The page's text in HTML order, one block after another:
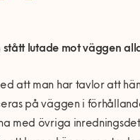
lutade mot väggen
att man har tavlor att
på väggen i
med övriga